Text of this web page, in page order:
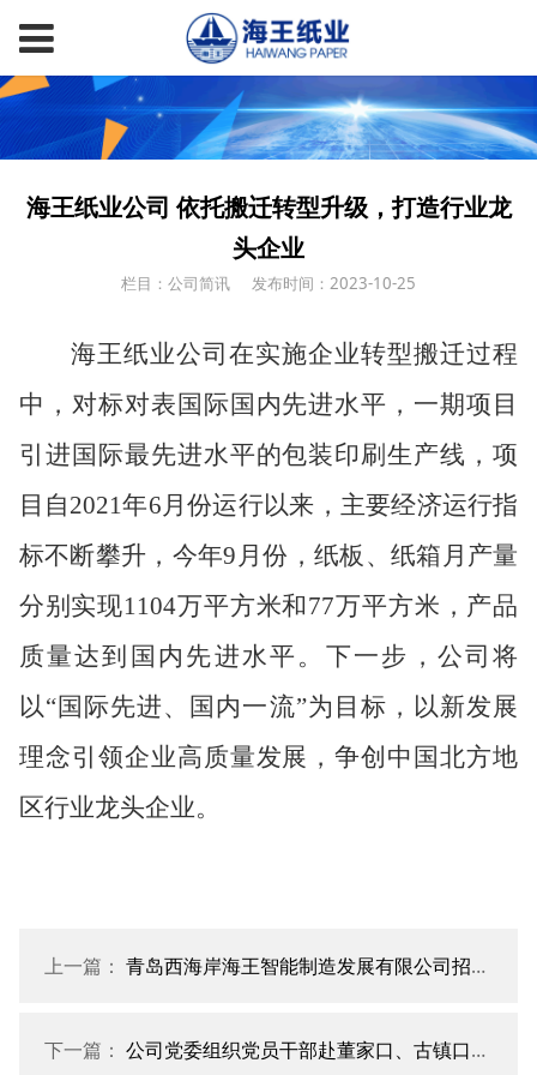
海王纸业公司 依托搬迁转型升级，打造行业龙
头企业
栏目：公司简讯 发布时间：2023-10-25
海王纸业公司在实施企业转型搬迁过程
中，对标对表国际国内先进水平，一期项目
引进国际最先进水平的包装印刷生产线，项
目自2021年6月份运行以来，主要经济运行指
标不断攀升，今年9月份，纸板、纸箱月产量
分别实现1104万平方米和77万平方米，产品
质量达到国内先进水平。 下一步，公司将
以“国际先进、国内一流”为目标， 以新发展
理念引领企业高质量发展，争创中国北方地
区行业龙头企业。
上一篇： 青岛西海岸海王智能制造发展有限公司招聘简章1
下一篇： 公司党委组织党员干部赴董家口、古镇口开展主题党日活动